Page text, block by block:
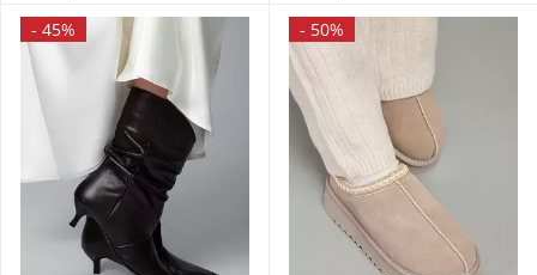
- 45% - 50%